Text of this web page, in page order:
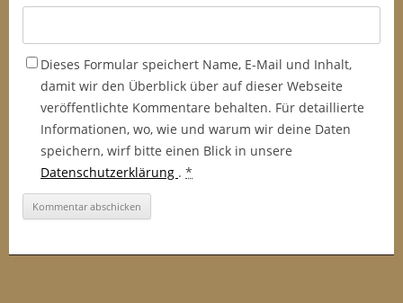
Dieses Formular speichert Name, E-Mail und Inhalt,
damit wir den Überblick über auf dieser Webseite
veröffentlichte Kommentare behalten. Für detaillierte
Informationen, wo, wie und warum wir deine Daten
speichern, wirf bitte einen Blick in unsere
Datenschutzerklärung . *